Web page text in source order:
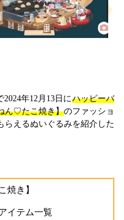
年12月13日に ハッピーバ
ん♡たこ焼き】のファッショ
らえるぬいぐるみを紹介した
焼き】
イテム一覧